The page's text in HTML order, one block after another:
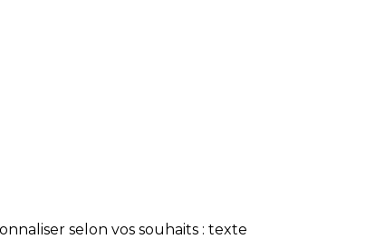
selon vos souhaits : texte